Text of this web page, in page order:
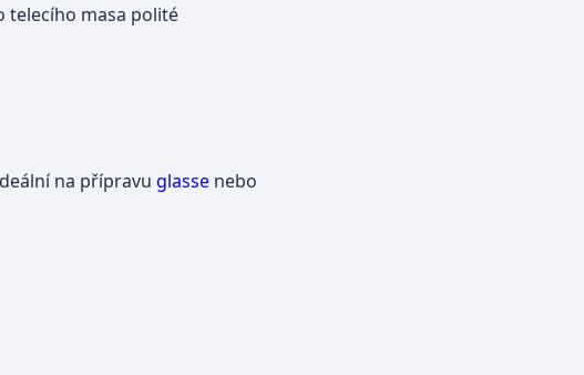
telecího masa polité
na přípravu glasse nebo